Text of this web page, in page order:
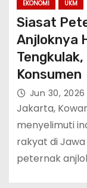
EKONOMI UKM
Siasat
Anjloknya
Konsumen
Jun 30, 2026
Jakarta,
menyelimuti
rakyat di
peternak